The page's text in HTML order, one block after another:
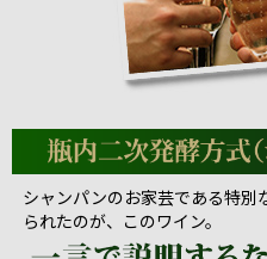
シャンパンのお家芸である特別
られたのが、このワイン。